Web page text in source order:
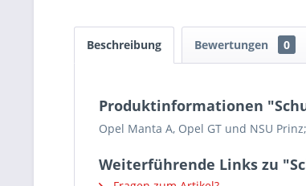
Beschreibung Bewertungen 0
Produktinformationen
Opel Manta A, Opel GT und NSU
Weiterführende Links zu